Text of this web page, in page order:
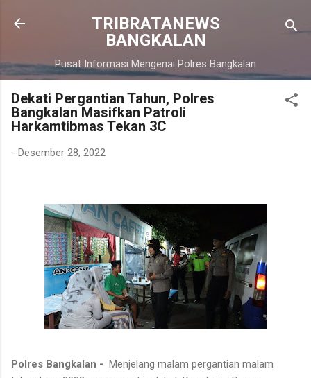
Langsung ke konten utama
TRIBRATANEWS
BANGKALAN
Pusat Informasi Mengenai Polres Bangkalan
Dekati Pergantian Tahun, Polres
Bangkalan Masifkan Patroli
Harkamtibmas Tekan 3C
- Desember 28, 2022
Polres Bangkalan - Menjelang malam pergantian malam